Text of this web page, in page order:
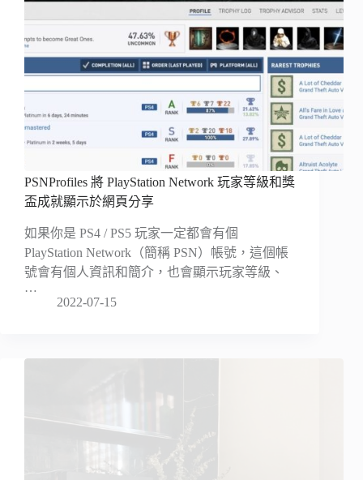
PSNProfiles 將 PlayStation Network 玩家等級和獎
盃成就顯示於網頁分享
如果你是 PS4 / PS5 玩家一定都會有個
PlayStation Network（簡稱 PSN）帳號，這個帳
號會有個人資訊和簡介，也會顯示玩家等級、
…
2022-07-15